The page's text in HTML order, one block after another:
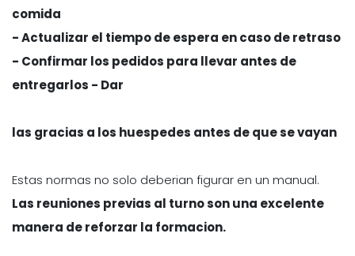
comida
- Actualizar el tiempo de espera en caso de retraso
- Confirmar los pedidos para llevar antes de
entregarlos - Dar
las gracias a los huespedes antes de que se vayan
Estas normas no solo deberian figurar en un manual.
Las reuniones previas al turno son una excelente
manera de reforzar la formacion.